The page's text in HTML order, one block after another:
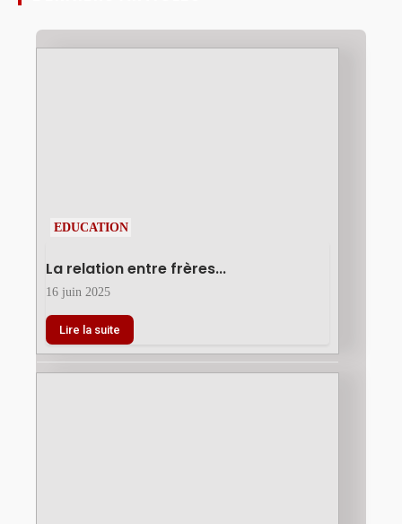
EDUCATION
La relation entre frères...
16 juin 2025
Lire la suite